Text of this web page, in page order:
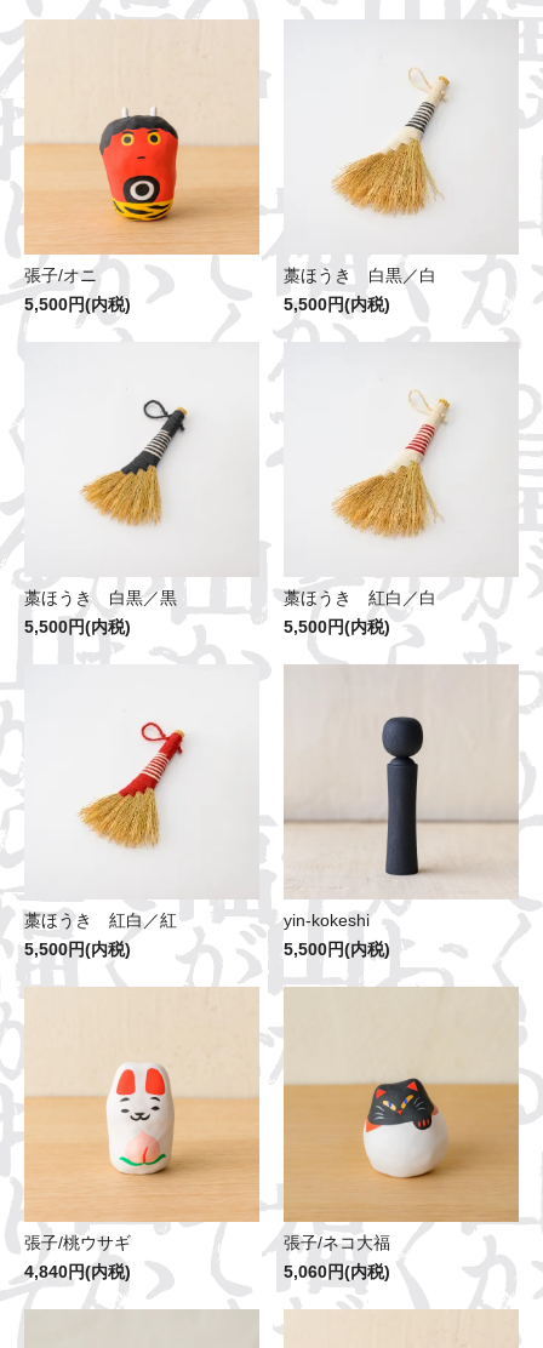
張子/オニ
5,500円(内税)
藁ほうき 白黒／白
5,500円(内税)
藁ほうき 白黒／黒
5,500円(内税)
藁ほうき 紅白／白
5,500円(内税)
藁ほうき 紅白／紅
5,500円(内税)
yin-kokeshi
5,500円(内税)
張子/桃ウサギ
4,840円(内税)
張子/ネコ大福
5,060円(内税)